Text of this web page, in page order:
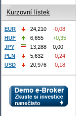
Kurzovní lístek
EUR 24,210
-0,08
HUF
6,655
+0,35
JPY
13,288
0,00
PLN
5,632
-0,24
USD
20,976 -0,18